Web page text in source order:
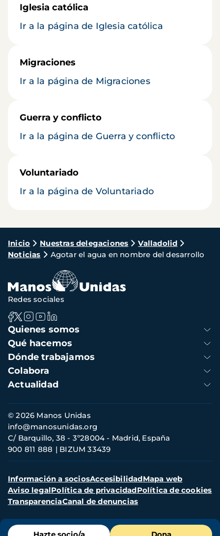
Iglesia católica
Ir a la página de Iglesia católica
Migraciones
Ir a la página de Migraciones
Guerra y conflicto
Ir a la página de Guerra y conflicto
Voluntariado
Ir a la página de Voluntariado
Ruta
de
navegación
Inicio Nuestras delegaciones
Valladolid
Noticias
Agotar el agua en nombre del desarrollo
Menú
Navegación
principal
Quienes somos
Qué hacemos
Dónde trabajamos
Colabora
Actualidad
Redes sociales
Información
de
contacto
© 2026 Manos Unidas
C/ Barquillo, 38 - 3º28004 - Madrid, España
900 811 888
BIZUM 33439
info@manosunidas.org
Menú
secundario
Información a sociosAccesibilidadMapa web
Aviso legalPolítica de privacidadPolítica de cookies
TransparenciaCanal de denuncias